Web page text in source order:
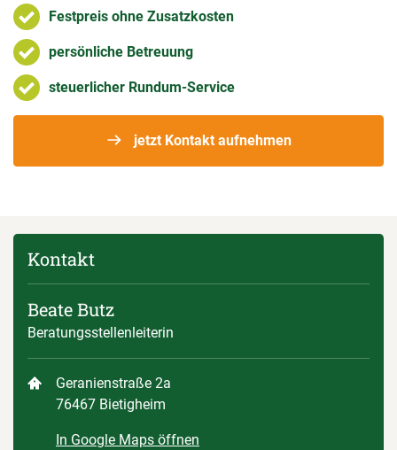
Festpreis ohne Zusatzkosten
persönliche Betreuung
steuerlicher Rundum-Service
jetzt Kontakt aufnehmen
Kontakt
Beate Butz
Beratungsstellenleiterin
Geranienstraße 2a
76467 Bietigheim
In Google Maps öffnen